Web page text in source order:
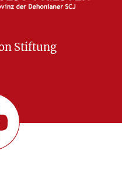
Stiftung